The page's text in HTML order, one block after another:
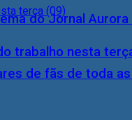
trabalho nesta
do Jornal
de fãs de toda